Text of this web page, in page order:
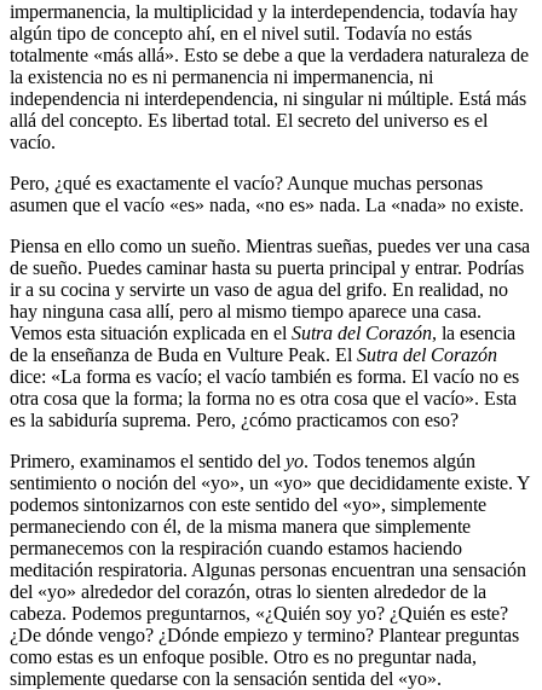
impermanencia, la multiplicidad y la interdependencia, todavía hay
algún tipo de concepto ahí, en el nivel sutil. Todavía no estás
totalmente «más allá». Esto se debe a que la verdadera naturaleza de
la existencia no es ni permanencia ni impermanencia, ni
independencia ni interdependencia, ni singular ni múltiple. Está más
allá del concepto. Es libertad total. El secreto del universo es el
vacío.
Pero, ¿qué es exactamente el vacío? Aunque muchas personas
asumen que el vacío «es» nada, «no es» nada. La «nada» no existe.
Piensa en ello como un sueño. Mientras sueñas, puedes ver una casa
de sueño. Puedes caminar hasta su puerta principal y entrar. Podrías
ir a su cocina y servirte un vaso de agua del grifo. En realidad, no
hay ninguna casa allí, pero al mismo tiempo aparece una casa.
Vemos esta situación explicada en el Sutra del Corazón, la esencia
de la enseñanza de Buda en Vulture Peak. El Sutra del Corazón
dice: «La forma es vacío; el vacío también es forma. El vacío no es
otra cosa que la forma; la forma no es otra cosa que el vacío». Esta
es la sabiduría suprema. Pero, ¿cómo practicamos con eso?
Primero, examinamos el sentido del yo. Todos tenemos algún
sentimiento o noción del «yo», un «yo» que decididamente existe. Y
podemos sintonizarnos con este sentido del «yo», simplemente
permaneciendo con él, de la misma manera que simplemente
permanecemos con la respiración cuando estamos haciendo
meditación respiratoria. Algunas personas encuentran una sensación
del «yo» alrededor del corazón, otras lo sienten alrededor de la
cabeza. Podemos preguntarnos, «¿Quién soy yo? ¿Quién es este?
¿De dónde vengo? ¿Dónde empiezo y termino? Plantear preguntas
como estas es un enfoque posible. Otro es no preguntar nada,
simplemente quedarse con la sensación sentida del «yo».